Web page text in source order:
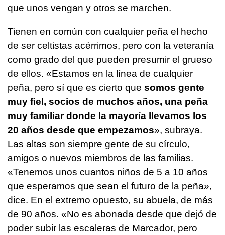
que unos vengan y otros se marchen.
Tienen en común con cualquier peña el hecho
de ser celtistas acérrimos, pero con la veteranía
como grado del que pueden presumir el grueso
de ellos. «Estamos en la línea de cualquier
peña, pero sí que es cierto que somos gente
muy fiel, socios de muchos años, una peña
muy familiar donde la mayoría llevamos los
20 años desde que empezamos», subraya.
Las altas son siempre gente de su círculo,
amigos o nuevos miembros de las familias.
«Tenemos unos cuantos niños de 5 a 10 años
que esperamos que sean el futuro de la peña»,
dice. En el extremo opuesto, su abuela, de más
de 90 años. «No es abonada desde que dejó de
poder subir las escaleras de Marcador, pero